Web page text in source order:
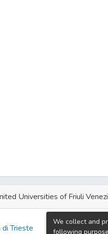
Universities of Friuli
Trieste
We collect and
following